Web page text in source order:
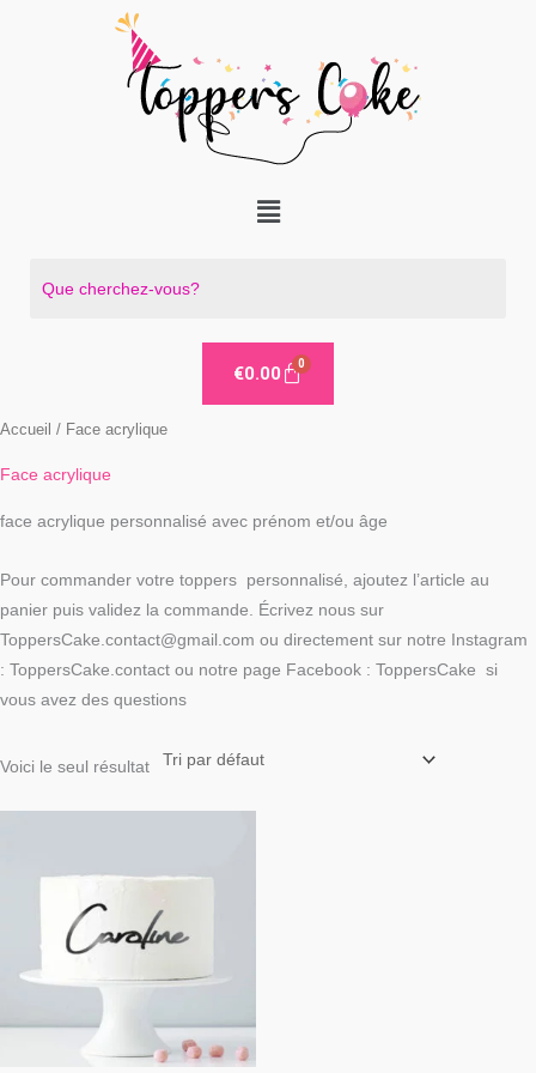
Menu
€0.00
Accueil / Face acrylique
Face acrylique
face acrylique personnalisé avec prénom et/ou âge
Pour commander votre toppers personnalisé, ajoutez l’article au
panier puis validez la commande. Écrivez nous sur
ToppersCake.contact@gmail.com ou directement sur notre Instagram
: ToppersCake.contact ou notre page Facebook : ToppersCake si
vous avez des questions
Voici le seul résultat